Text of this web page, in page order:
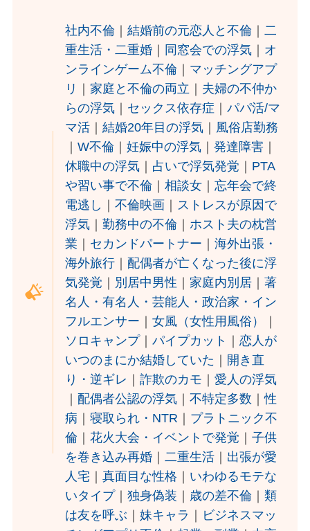
社内不倫 ｜結婚前の元恋人と不倫 ｜二
重生活・二重婚
同窓会での浮気
オ
ンラインゲーム不倫
マッチングアプ
リ
家庭と不倫の両立
夫婦の不仲か
らの浮気
セックス依存症 ｜パパ活/マ
マ活 ｜結婚20年目の浮気
風俗店勤務
｜W不倫 ｜妊娠中の浮気 ｜発達障害
休職中の浮気
占いで浮気発覚
PTA
や習い事で不倫 ｜相談女 ｜忘年会で終
電逃し
｜不倫映画
ストレスが原因で
浮気 ｜勤務中の不倫 ｜ホスト夫の枕営
業
セカンドパートナー ｜海外出張・
海外旅行
配偶者が亡くなった後に浮
気発覚
別居中男性 家庭内別居 ｜著
名人・有名人・芸能人・政治家・イン
フルエンサー ｜女風（女性用風俗）
ソロキャンプ｜パイプカット ｜恋人が
いつのまにか結婚していた
開き直
り・逆ギレ
｜詐欺のカモ ｜愛人の浮気
配偶者公認の浮気 ｜不特定多数 ｜性
病 ｜寝取られ・NTR
プラトニック不
倫 ｜花火大会・イベントで発覚 ｜子供
を巻き込み再婚 ｜二重生活
出張が愛
人宅 ｜真面目な性格
いわゆるモテな
いタイプ｜独身偽装 歳の差不倫 ｜類
は友を呼ぶ ｜妹キャラ
ビジネスマッ